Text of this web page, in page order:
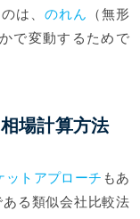
は、のれん
（無形
で変動するためで
場計算方法
ットアプローチ もあ
る類似会社比較法